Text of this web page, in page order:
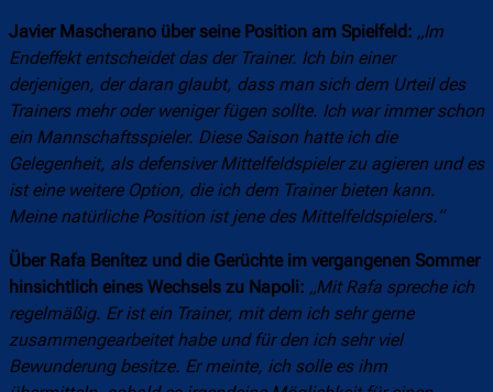
Javier Mascherano über seine Position am Spielfeld: „Im
Endeffekt entscheidet das der Trainer. Ich bin einer
derjenigen, der daran glaubt, dass man sich dem Urteil des
Trainers mehr oder weniger fügen sollte. Ich war immer schon
ein Mannschaftsspieler. Diese Saison hatte ich die
Gelegenheit, als defensiver Mittelfeldspieler zu agieren und es
ist eine weitere Option, die ich dem Trainer bieten kann.
Meine natürliche Position ist jene des Mittelfeldspielers.“
Über Rafa Benítez und die Gerüchte im vergangenen Sommer
hinsichtlich eines Wechsels zu Napoli: „Mit Rafa spreche ich
regelmäßig. Er ist ein Trainer, mit dem ich sehr gerne
zusammengearbeitet habe und für den ich sehr viel
Bewunderung besitze. Er meinte, ich solle es ihm